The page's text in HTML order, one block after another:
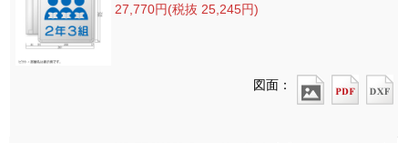
27,770円(税抜 25,245円)
図面：